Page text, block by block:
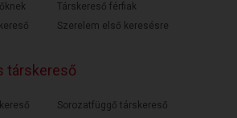
Társkereső férfiak
Szerelem első keresésre
társkereső
Sorozatfüggő társkereső